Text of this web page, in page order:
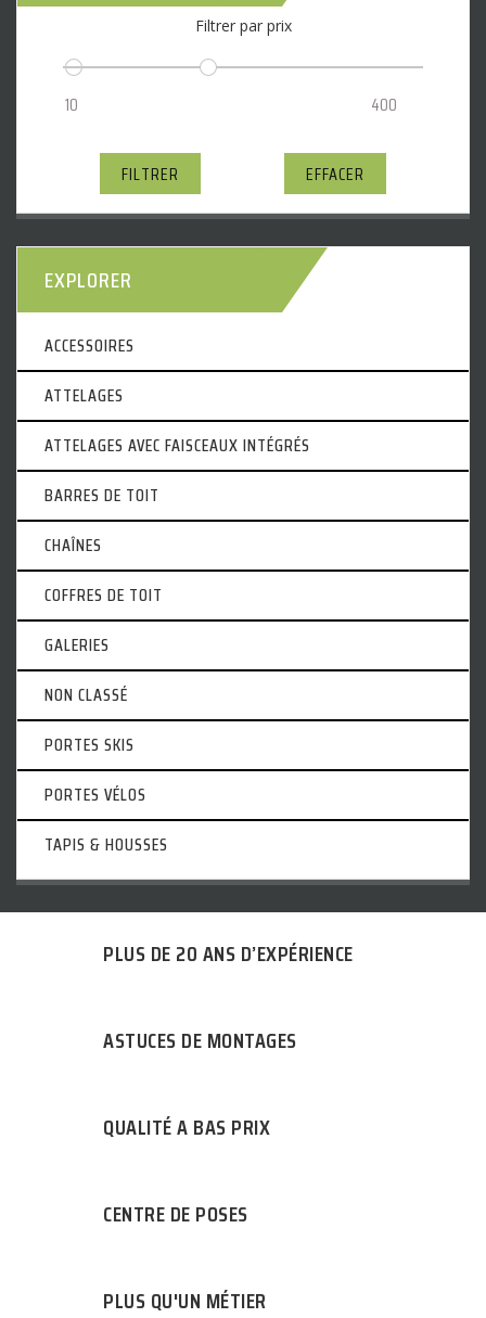
Filtrer par prix
FILTRER EFFACER
EXPLORER
ACCESSOIRES
ATTELAGES
ATTELAGES AVEC FAISCEAUX INTÉGRÉS
BARRES DE TOIT
CHAÎNES
COFFRES DE TOIT
GALERIES
NON CLASSÉ
PORTES SKIS
PORTES VÉLOS
TAPIS & HOUSSES
PLUS DE 20 ANS D’EXPÉRIENCE
ASTUCES DE MONTAGES
QUALITÉ A BAS PRIX
CENTRE DE POSES
PLUS QU'UN MÉTIER